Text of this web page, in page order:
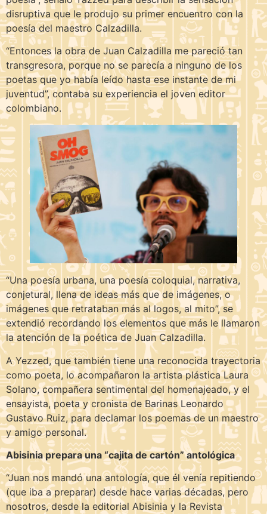
disruptiva que le produjo su primer encuentro con la
poesía del maestro Calzadilla.
“Entonces la obra de Juan Calzadilla me pareció tan
transgresora, porque no se parecía a ninguno de los
poetas que yo había leído hasta ese instante de mi
juventud”, contaba su experiencia el joven editor
colombiano.
“Una poesía urbana, una poesía coloquial, narrativa,
conjetural, llena de ideas más que de imágenes, o
imágenes que retrataban más al logos, al mito”, se
extendió recordando los elementos que más le llamaron
la atención de la poética de Juan Calzadilla.
A Yezzed, que también tiene una reconocida trayectoria
como poeta, lo acompañaron la artista plástica Laura
Solano, compañera sentimental del homenajeado, y el
ensayista, poeta y cronista de Barinas Leonardo
Gustavo Ruiz, para declamar los poemas de un maestro
y amigo personal.
Abisinia prepara una “cajita de cartón” antológica
“Juan nos mandó una antología, que él venía repitiendo
(que iba a preparar) desde hace varias décadas, pero
nosotros, desde la editorial Abisinia y la Revista